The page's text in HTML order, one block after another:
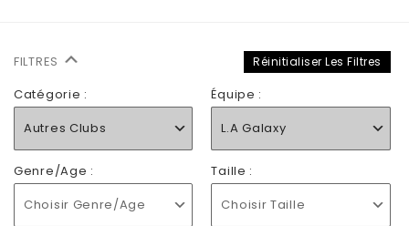
FILTRES Réinitialiser Les Filtres
Catégorie :
Autres Clubs
Équipe :
L.A Galaxy
Genre/Age :
Choisir Genre/Age
Taille :
Choisir Taille